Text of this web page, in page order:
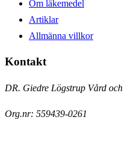
Om läkemedel
Artiklar
Allmänna villkor
Kontakt
DR. Giedre Lögstrup Vård
Org.nr: 559439-0261